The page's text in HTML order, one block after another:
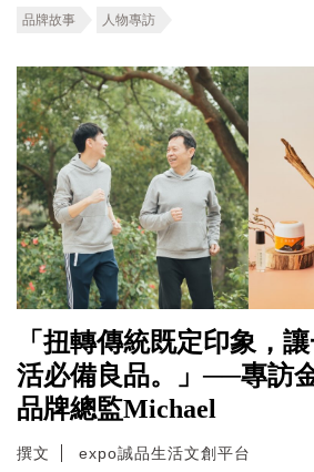
品牌故事 人物專訪
「扭轉傳統既定印象，
活必備良品。」──專訪
品牌總監Michael
撰文 expo誠品生活文創平台